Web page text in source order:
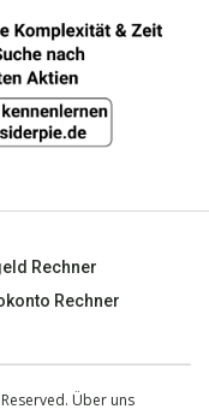
Rechner
Rechner
Über uns